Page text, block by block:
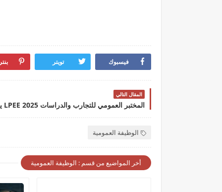
فيسبوك تويتر
المقال التالي
الوظيفة العمومية
أخر المواضيع من قسم : الوظيفة العمومية